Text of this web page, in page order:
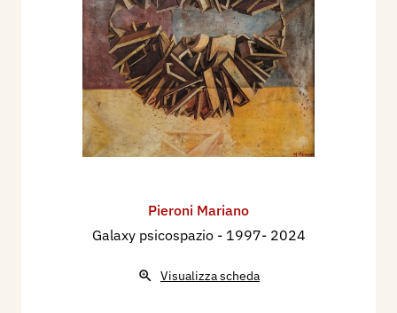
Pieroni Mariano
Galaxy psicospazio - 1997- 2024
Visualizza scheda